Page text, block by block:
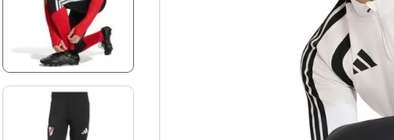
pantalon
camiseta river
bolso
river
aniversario